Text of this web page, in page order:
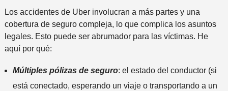
o
e
n
a
a
l
n
c
Los accidentes de Uber involucran a más partes y una
cobertura de seguro compleja, lo que complica los asuntos
legales. Esto puede ser abrumador para las víctimas. He
aquí por qué:
Múltiples pólizas de seguro: el estado del conductor (si
está conectado, esperando un viaje o transportando a un